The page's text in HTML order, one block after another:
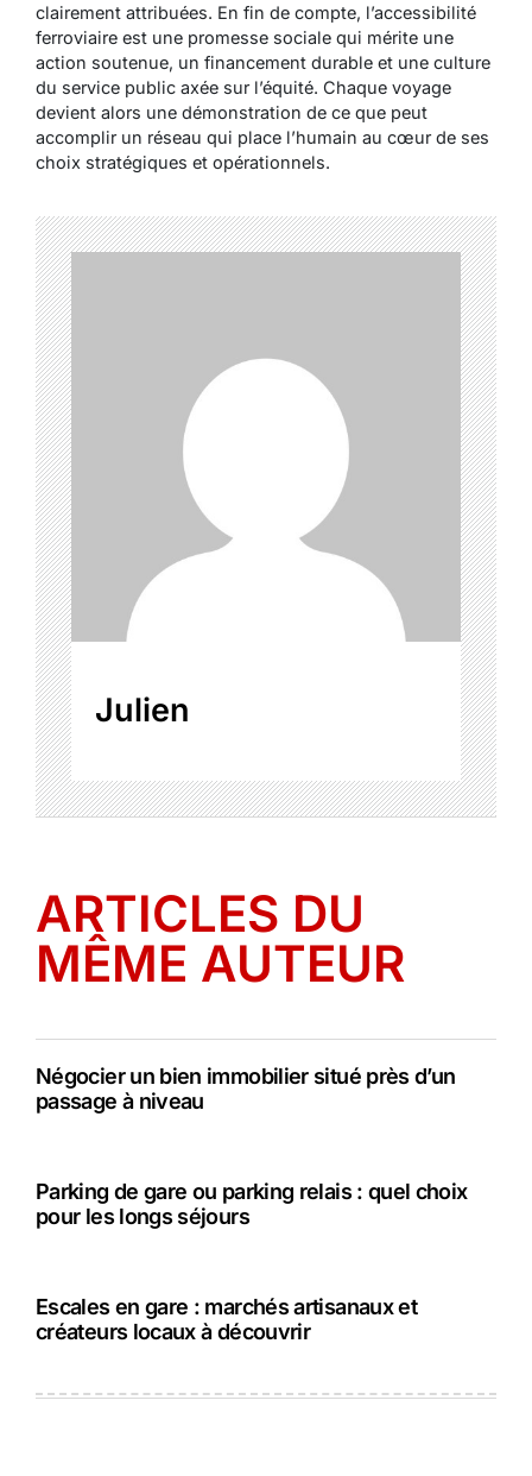
clairement attribuées. En fin de compte, l’accessibilité
ferroviaire est une promesse sociale qui mérite une
action soutenue, un financement durable et une culture
du service public axée sur l’équité. Chaque voyage
devient alors une démonstration de ce que peut
accomplir un réseau qui place l’humain au cœur de ses
choix stratégiques et opérationnels.
Julien
ARTICLES DU
MÊME AUTEUR
Négocier un bien immobilier situé près d’un
passage à niveau
Parking de gare ou parking relais : quel choix
pour les longs séjours
Escales en gare : marchés artisanaux et
créateurs locaux à découvrir